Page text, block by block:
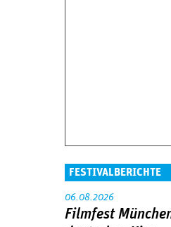
FESTIVALBERICHTE
06.08.2026
Filmfest